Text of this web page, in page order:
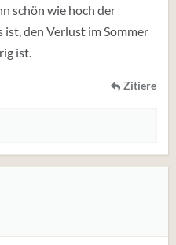
schön wie hoch der
ist, den Verlust im Sommer
ist.
Zitiere